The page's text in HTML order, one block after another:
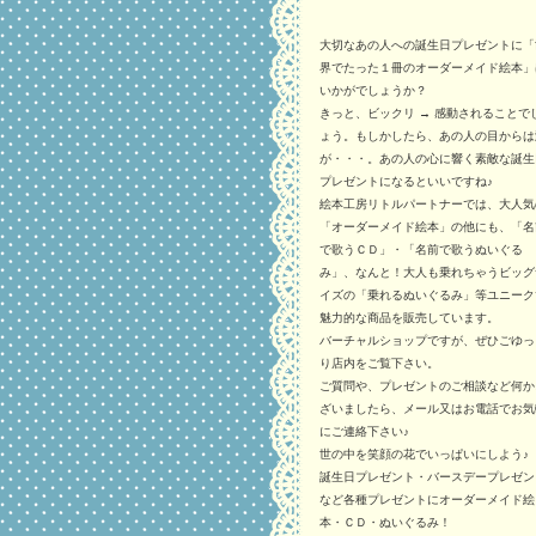
大切なあの人への誕生日プレゼントに
界でたった１冊のオーダーメイド絵本」
いかがでしょうか？
きっと、ビックリ → 感動されることでし
ょう。もしかしたら、あの人の目から
が・・・。あの人の心に響く素敵な誕生
プレゼントになるといいですね♪
絵本工房リトルパートナーでは、大人
「オーダーメイド絵本」の他にも、「
で歌うＣＤ」・「名前で歌うぬいぐる
み」、なんと！大人も乗れちゃうビッ
イズの「乗れるぬいぐるみ」等ユニー
魅力的な商品を販売しています。
バーチャルショップですが、ぜひごゆっ
り店内をご覧下さい。
ご質問や、プレゼントのご相談など何
ざいましたら、メール又はお電話でお
にご連絡下さい♪
世の中を笑顔の花でいっぱいにしよう♪
誕生日プレゼント・バースデープレゼン
など各種プレゼントにオーダーメイド絵
本・ＣＤ・ぬいぐるみ！